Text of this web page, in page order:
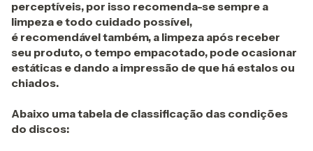
perceptíveis, por isso recomenda-se sempre a
limpeza e todo cuidado possível,
é recomendável também, a limpeza após receber
seu produto, o tempo empacotado, pode ocasionar
estáticas e dando a impressão de que há estalos ou
chiados.
Abaixo uma tabela de classificação das condições
do discos: